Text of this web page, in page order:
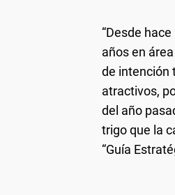
“Desde
años en
de intención
atractivos,
del año
trigo que la
“Guía